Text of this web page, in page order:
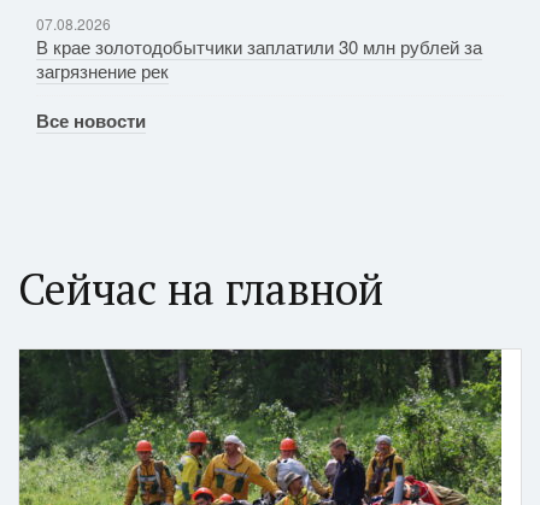
07.08.2026
В крае золотодобытчики заплатили 30 млн рублей за
загрязнение рек
Все новости
Сейчас на главной